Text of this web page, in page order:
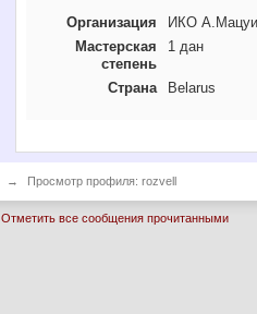
Организация
ИКО А.Мацуи
Мастерская
степень
1 дан
Страна Belarus
→ Просмотр профиля: rozvell
Отметить все сообщения прочитанными